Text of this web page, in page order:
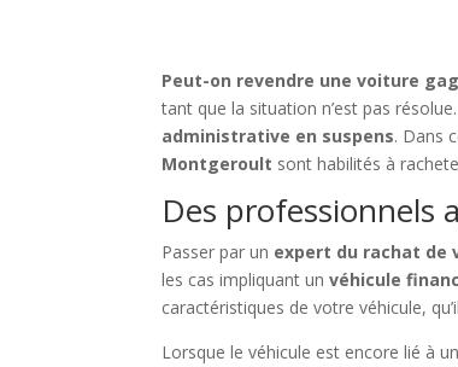
Peut-on revendre une voiture
tant que la situation n’est pas
administrative en suspens. Dans
Montgeroult sont habilités à
Des professionnels
Passer par un expert du rachat de
les cas impliquant unvéhicule
caractéristiques de votre véhicule,
Lorsque le véhicule est encore lié à